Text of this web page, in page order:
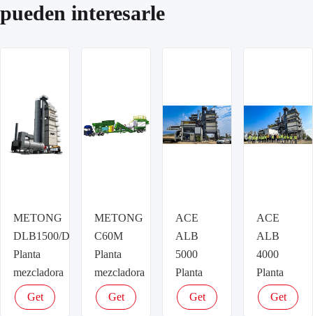
pueden interesarle
METONG
DLB1500/DLB1500D/DLB1500H
Planta
mezcladora
de asfalto
Get
METONG
C60M
Planta
mezcladora
de asfalto
Get
ACE
ALB
5000
Planta
mezcladora
de asfalto
Get
ACE
ALB
4000
Planta
mezcladora
de asfalto
Get